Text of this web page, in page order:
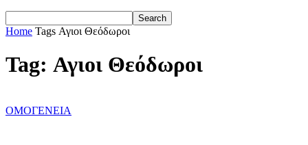
Home Tags Αγιοι Θεόδωροι
Tag: Αγιοι Θεόδωροι
ΟΜΟΓΕΝΕΙΑ